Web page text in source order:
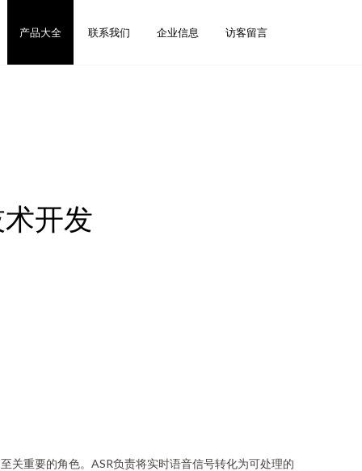
产品大全 联系我们 企业信息 访客留言
开发
关重要的角色。ASR负责将实时语音信号转化为可处理的